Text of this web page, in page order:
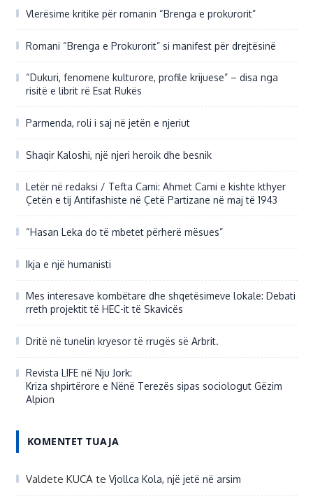
Vlerësime kritike për romanin “Brenga e prokurorit”
Romani “Brenga e Prokurorit” si manifest për drejtësinë
“Dukuri, fenomene kulturore, profile krijuese” – disa nga
risitë e librit rë Esat Rukës
Parmenda, roli i saj në jetën e njeriut
Shaqir Kaloshi, një njeri heroik dhe besnik
Letër në redaksi / Tefta Cami: Ahmet Cami e kishte kthyer
Çetën e tij Antifashiste në Çetë Partizane në maj të 1943
“Hasan Leka do të mbetet përherë mësues”
Ikja e një humanisti
Mes interesave kombëtare dhe shqetësimeve lokale: Debati
rreth projektit të HEC-it të Skavicës
Dritë në tunelin kryesor të rrugës së Arbrit.
Revista LIFE në Nju Jork:
Kriza shpirtërore e Nënë Terezës sipas sociologut Gëzim
Alpion
KOMENTET TUAJA
Valdete KUCAte Vjollca Kola, një jetë në arsim